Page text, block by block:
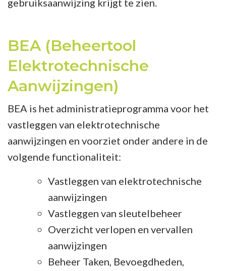
gebruiksaanwijzing krijgt te zien.
BEA (Beheertool
Elektrotechnische
Aanwijzingen)
BEA is het administratieprogramma voor het
vastleggen van elektrotechnische
aanwijzingen en voorziet onder andere in de
volgende functionaliteit:
Vastleggen van elektrotechnische
aanwijzingen
Vastleggen van sleutelbeheer
Overzicht verlopen en vervallen
aanwijzingen
Beheer Taken, Bevoegdheden,